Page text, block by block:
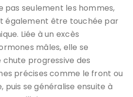
pas seulement les hommes,
également être touchée par
Liée à un excès
mâles, elle se
progressive des
précises comme le front ou
puis se généralise ensuite à